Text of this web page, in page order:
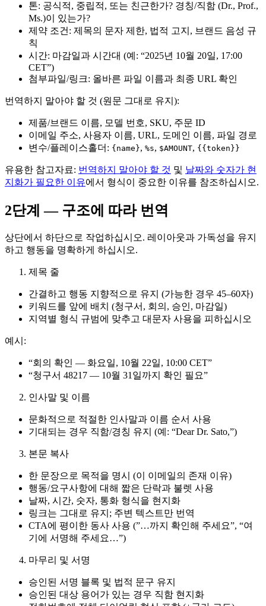
톤: 공식적, 중립적, 또는 친근한가? 경칭/직함 (Dr., Prof.,
Ms.)이 있는가?
제약 조건: 제목의 문자 제한, 법적 고지, 브랜드 음성 규
칙
시간: 마감일과 시간대 (예: “2025년 10월 20일, 17:00
CET”)
첨부파일/링크: 올바른 파일 이름과 최종 URL 확인
번역하지 말아야 할 것 (원문 그대로 유지):
제품/브랜드 이름, 모델 번호, SKU, 주문 ID
이메일 주소, 사용자 이름, URL, 도메인 이름, 파일 경로
변수/플레이스홀더: {name}, %s, $AMOUNT, {{token}}
유용한 참고자료: 번역하지 말아야 할 것 및 날짜와 숫자가 현
지화가 필요한 이유에서 형식이 중요한 이유를 참조하십시오.
2단계 — 구조에 따라 번역
상단에서 하단으로 작업하십시오. 레이아웃과 가독성을 유지
하고 행동을 명확하게 하십시오.
제목 줄
간결하고 행동 지향적으로 유지 (가능한 경우 45–60자)
키워드를 앞에 배치 (청구서, 회의, 승인, 마감일)
지역별 형식 규범에 맞추고 대문자 사용을 피하십시오
예시:
“회의 확인 — 화요일, 10월 22일, 10:00 CET”
“청구서 48217 — 10월 31일까지 확인 필요”
인사말 및 이름
문화적으로 적절한 인사말과 이름 순서 사용
기대되는 경우 직함/경칭 유지 (예: “Dear Dr. Sato,”)
본문 복사
한 문장으로 목적을 명시 (이 이메일의 존재 이유)
행동/요구사항에 대해 짧은 단락과 불렛 사용
날짜, 시간, 숫자, 통화 형식을 현지화
링크는 그대로 유지; 주변 텍스트만 번역
CTA에 평이한 동사 사용 (”…까지 확인해 주세요”, “여
기에 서명해 주세요…”)
마무리 및 서명
승인된 서명 블록 및 법적 문구 유지
승인된 대상 용어가 있는 경우 직함 현지화